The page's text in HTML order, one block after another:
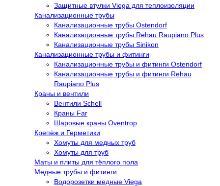
Защитные втулки Viega для теплоизоляции
Канализационные трубы
Канализационные трубы Ostendorf
Канализационные трубы Rehau Raupiano Plus
Канализационные трубы Sinikon
Канализационные трубы и фитинги
Канализационные трубы и фитинги Ostendorf
Канализационные трубы и фитинги Rehau
Raupiano Plus
Краны и вентили
Вентили Schell
Краны Far
Шаровые краны Oventrop
Крепёж и Герметики
Хомуты для медных труб
Хомуты для труб
Маты и плиты для тёплого пола
Медные трубы и фитинги
Водорозетки медные Viega